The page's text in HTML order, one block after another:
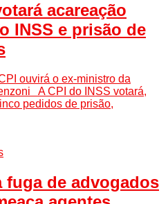
acareação
INSS e prisão de
ouvirá o ex-ministro da
A CPI do INSS votará,
pedidos de prisão,
fuga de advogados